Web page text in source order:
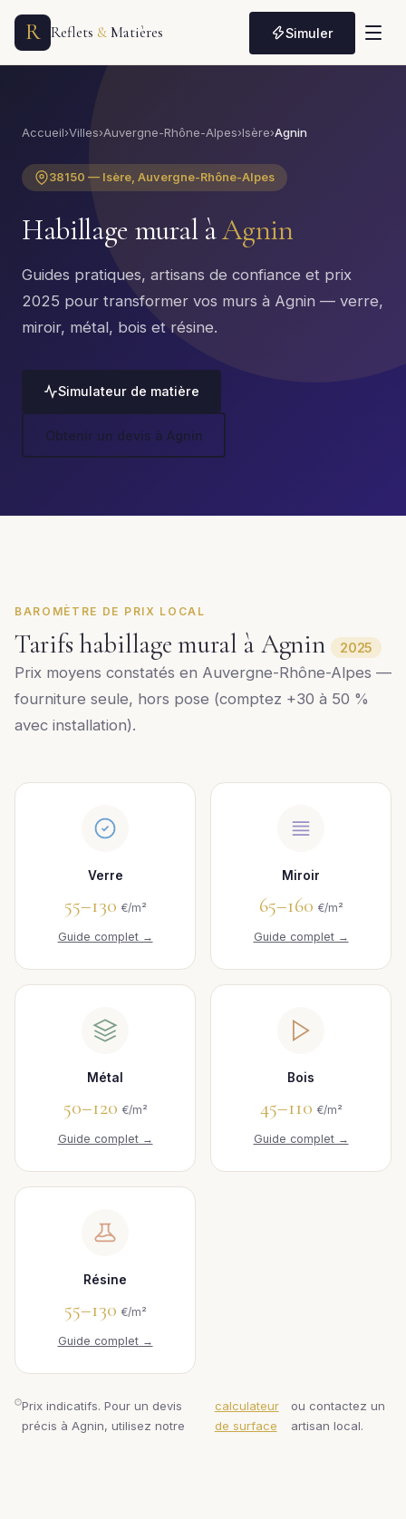
R Reflets &Matières Simuler
Accueil›Villes›Auvergne-Rhône-Alpes›Isère›Agnin
38150 — Isère, Auvergne-Rhône-Alpes
Habillage mural àAgnin
Guides pratiques, artisans de confiance et prix
2025 pour transformer vos murs à Agnin — verre,
miroir, métal, bois et résine.
Simulateur de matière
Obtenir un devis à Agnin
BAROMÈTRE DE PRIX LOCAL
Tarifs habillage mural à Agnin 2025
Prix moyens constatés en Auvergne-Rhône-Alpes —
fourniture seule, hors pose (comptez +30 à 50 %
avec installation).
Verre
55–130 €/m²
Guide complet →
Miroir
65–160 €/m²
Guide complet →
Métal
50–120 €/m²
Guide complet →
Bois
45–110 €/m²
Guide complet →
Résine
55–130 €/m²
Guide complet →
Prix indicatifs. Pour un devis
précis à Agnin, utilisez notre
calculateur
de surface
ou contactez un
artisan local.